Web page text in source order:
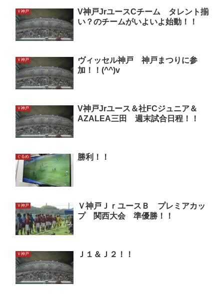
Ｖ神戸
V神戸JrユースCチーム タレント揃
い？のチームがいよいよ始動！！
Ｖ神戸
ヴィッセル神戸 神戸まつりに参
加！！(^^)v
Ｖ神戸
V神戸Jrユース＆社FCジュニア＆
AZALEA三田 週末試合日程！！
ぐるめ 勝利！！
Ｖ神戸
Ｖ神戸ＪｒユースＢ プレミアカッ
プ 関西大会 準優勝！！
Ｖ神戸 Ｊ１＆Ｊ２！！